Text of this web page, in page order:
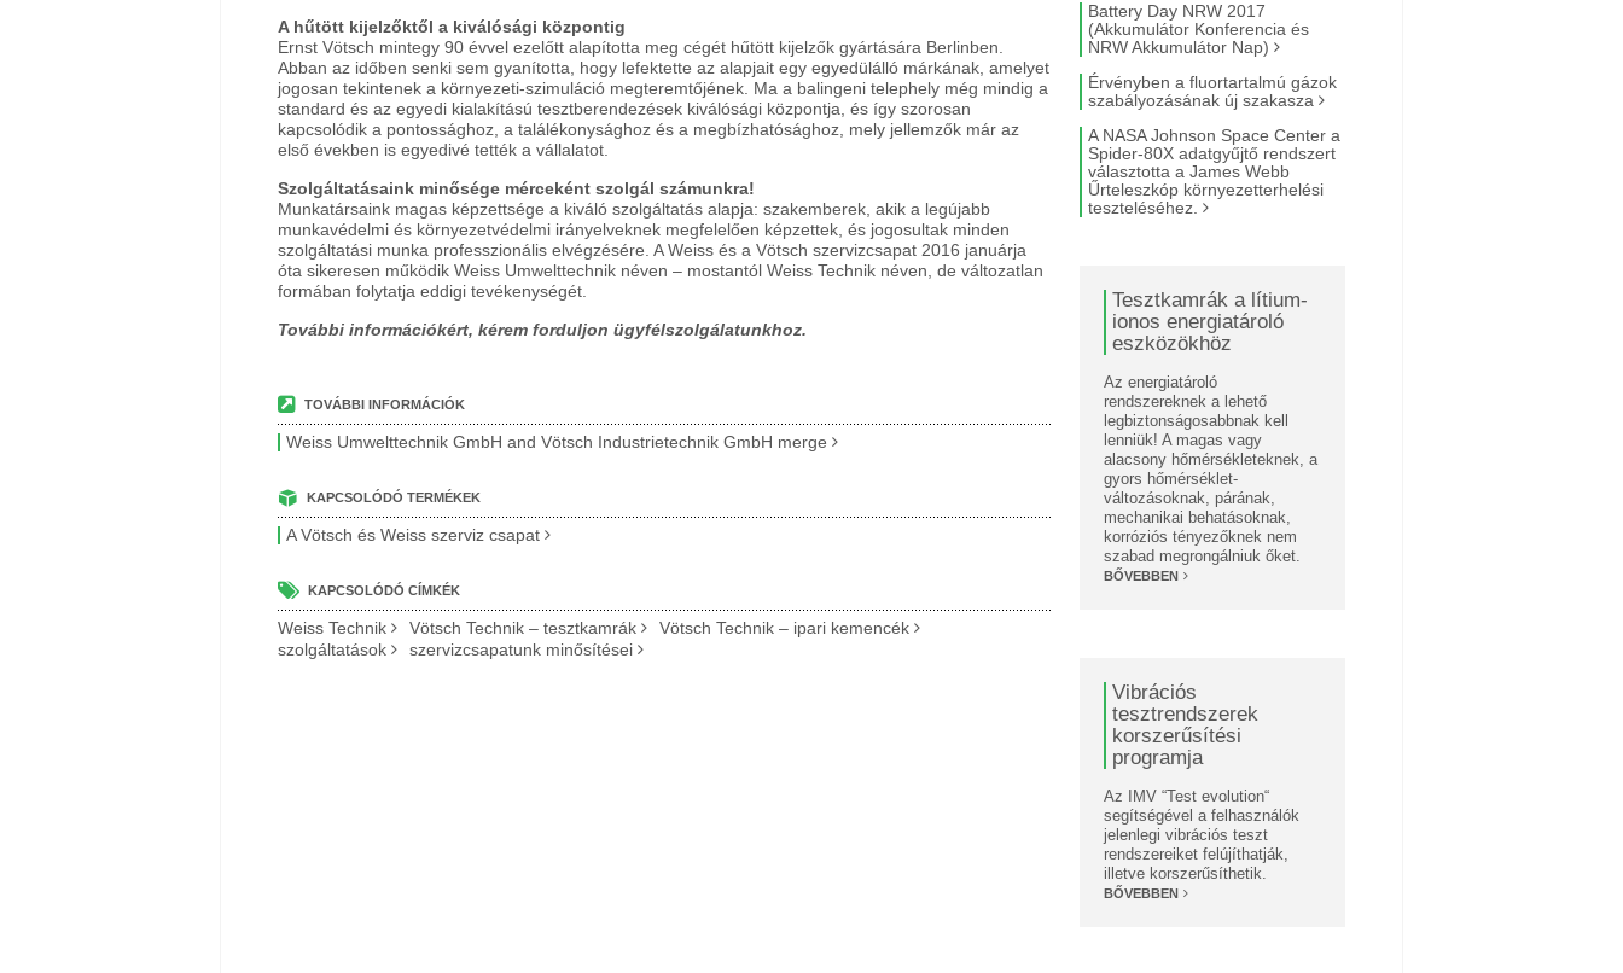
A hűtött kijelzőktől a kiválósági központig
Ernst Vötsch mintegy 90 évvel ezelőtt alapította meg cégét hűtött kijelzők gyártására Berlinben.
Abban az időben senki sem gyanította, hogy lefektette az alapjait egy egyedülálló márkának, amelyet
jogosan tekintenek a környezeti-szimuláció megteremtőjének. Ma a balingeni telephely még mindig a
standard és az egyedi kialakítású tesztberendezések kiválósági központja, és így szorosan
kapcsolódik a pontossághoz, a találékonysághoz és a megbízhatósághoz, mely jellemzők már az
első években is egyedivé tették a vállalatot.
Szolgáltatásaink minősége mérceként szolgál számunkra!
Munkatársaink magas képzettsége a kiváló szolgáltatás alapja: szakemberek, akik a legújabb
munkavédelmi és környezetvédelmi irányelveknek megfelelően képzettek, és jogosultak minden
szolgáltatási munka professzionális elvégzésére. A Weiss és a Vötsch szervizcsapat 2016 januárja
óta sikeresen működik Weiss Umwelttechnik néven – mostantól Weiss Technik néven, de változatlan
formában folytatja eddigi tevékenységét.
További információkért, kérem forduljon ügyfélszolgálatunkhoz.
TOVÁBBI INFORMÁCIÓK
Weiss Umwelttechnik GmbH and Vötsch Industrietechnik GmbH merge
KAPCSOLÓDÓ TERMÉKEK
A Vötsch és Weiss szerviz csapat
KAPCSOLÓDÓ CÍMKÉK
Weiss Technik Vötsch Technik – tesztkamrák
Vötsch Technik – ipari kemencék
szolgáltatások
szervizcsapatunk minősítései
Battery Day NRW 2017
(Akkumulátor Konferencia és
NRW Akkumulátor Nap)
Érvényben a fluortartalmú gázok
szabályozásának új szakasza
A NASA Johnson Space Center a
Spider-80X adatgyűjtő rendszert
választotta a James Webb
Űrteleszkóp környezetterhelési
teszteléséhez.
Tesztkamrák a lítium-
ionos energiatároló
eszközökhöz
Az energiatároló
rendszereknek a lehető
legbiztonságosabbnak kell
lenniük! A magas vagy
alacsony hőmérsékleteknek, a
gyors hőmérséklet-
változásoknak, párának,
mechanikai behatásoknak,
korróziós tényezőknek nem
szabad megrongálniuk őket.
BŐVEBBEN
Vibrációs
tesztrendszerek
korszerűsítési
programja
Az IMV “Test evolution“
segítségével a felhasználók
jelenlegi vibrációs teszt
rendszereiket felújíthatják,
illetve korszerűsíthetik.
BŐVEBBEN